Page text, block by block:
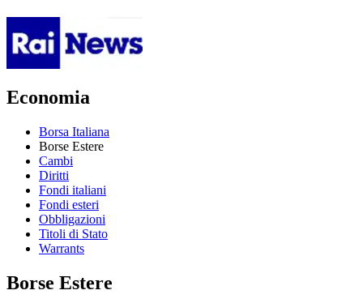
Economia
Borsa Italiana
Borse Estere
Cambi
Diritti
Fondi italiani
Fondi esteri
Obbligazioni
Titoli di Stato
Warrants
Borse Estere